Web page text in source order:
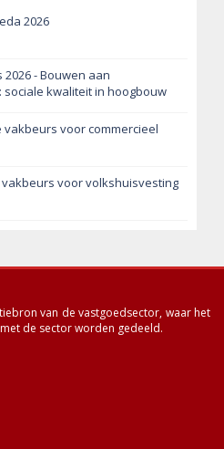
2026
- Bouwen aan
sociale kwaliteit in hoogbouw
vakbeurs voor commercieel
vakbeurs voor volkshuisvesting
van de vastgoedsector, waar het
de sector worden gedeeld.